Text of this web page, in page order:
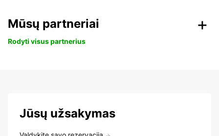
Mūsų partneriai
Rodyti visus partnerius
Jūsų užsakymas